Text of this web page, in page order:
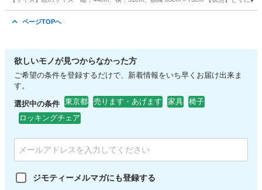
ページTOPへ
欲しいモノが見つからなかった方
ご希望の条件を登録するだけで、新着情報をいち早くお届け出来ま
す。
選択中の条件 東京都 売ります・あげます 家具
椅子
ロッキングチェア
ジモティーメルマガにも登録する